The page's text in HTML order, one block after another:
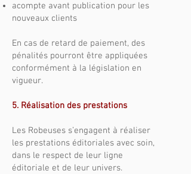
acompte avant publication pour les
nouveaux clients
En cas de retard de paiement, des
pénalités pourront être appliquées
conformément à la législation en
vigueur.
5. Réalisation des prestations
Les Robeuses s’engagent à réaliser
les prestations éditoriales avec soin,
dans le respect de leur ligne
éditoriale et de leur univers.